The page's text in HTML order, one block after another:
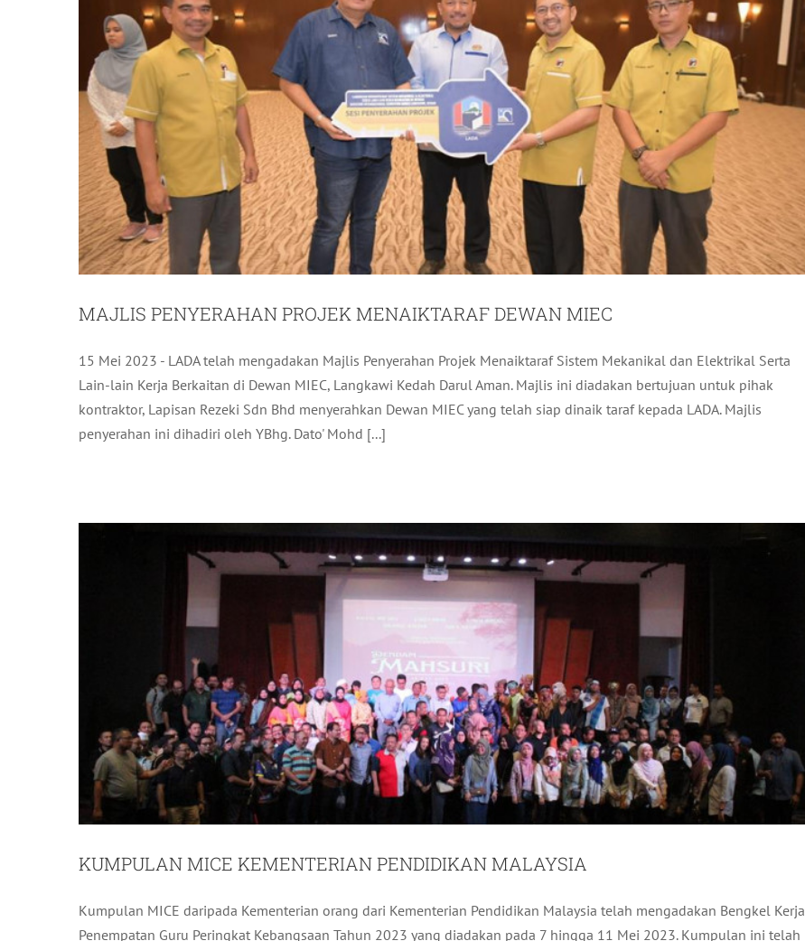
MAJLIS PENYERAHAN PROJEK MENAIKTARAF DEWAN MIEC
15 Mei 2023 - LADA telah mengadakan Majlis Penyerahan Projek Menaiktaraf Sistem Mekanikal dan Elektrikal Serta
Lain-lain Kerja Berkaitan di Dewan MIEC, Langkawi Kedah Darul Aman. Majlis ini diadakan bertujuan untuk pihak
kontraktor, Lapisan Rezeki Sdn Bhd menyerahkan Dewan MIEC yang telah siap dinaik taraf kepada LADA. Majlis
penyerahan ini dihadiri oleh YBhg. Dato' Mohd [...]
KUMPULAN MICE KEMENTERIAN PENDIDIKAN MALAYSIA
Pelancongan Terkini
KUMPULAN MICE KEMENTERIAN PENDIDIKAN MALAYSIA
Kumpulan MICE daripada Kementerian orang dari Kementerian Pendidikan Malaysia telah mengadakan Bengkel Kerja
Penempatan Guru Peringkat Kebangsaan Tahun 2023 yang diadakan pada 7 hingga 11 Mei 2023. Kumpulan ini telah
KUMPULAN MICE CIVIL AVIATION AUTHORITY OF MALAYSIA (CAAM)